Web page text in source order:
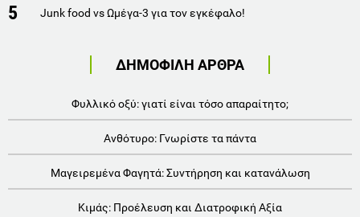
5 Junk food vs Ωμέγα-3 για τον εγκέφαλο!
ΔΗΜΟΦΙΛΗ ΑΡΘΡΑ
Φυλλικό οξύ: γιατί είναι τόσο απαραίτητο;
Ανθότυρο: Γνωρίστε τα πάντα
Μαγειρεμένα Φαγητά: Συντήρηση και κατανάλωση
Κιμάς: Προέλευση και Διατροφική Αξία